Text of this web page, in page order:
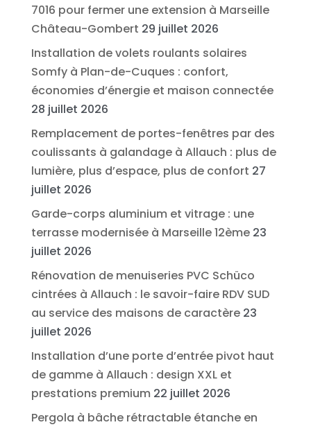
7016 pour fermer une extension à Marseille
Château-Gombert 29 juillet 2026
Installation de volets roulants solaires
Somfy à Plan-de-Cuques : confort,
économies d’énergie et maison connectée
28 juillet 2026
Remplacement de portes-fenêtres par des
coulissants à galandage à Allauch : plus de
lumière, plus d’espace, plus de confort 27
juillet 2026
Garde-corps aluminium et vitrage : une
terrasse modernisée à Marseille 12ème 23
juillet 2026
Rénovation de menuiseries PVC Schüco
cintrées à Allauch : le savoir-faire RDV SUD
au service des maisons de caractère 23
juillet 2026
Installation d’une porte d’entrée pivot haut
de gamme à Allauch : design XXL et
prestations premium 22 juillet 2026
Pergola à bâche rétractable étanche en